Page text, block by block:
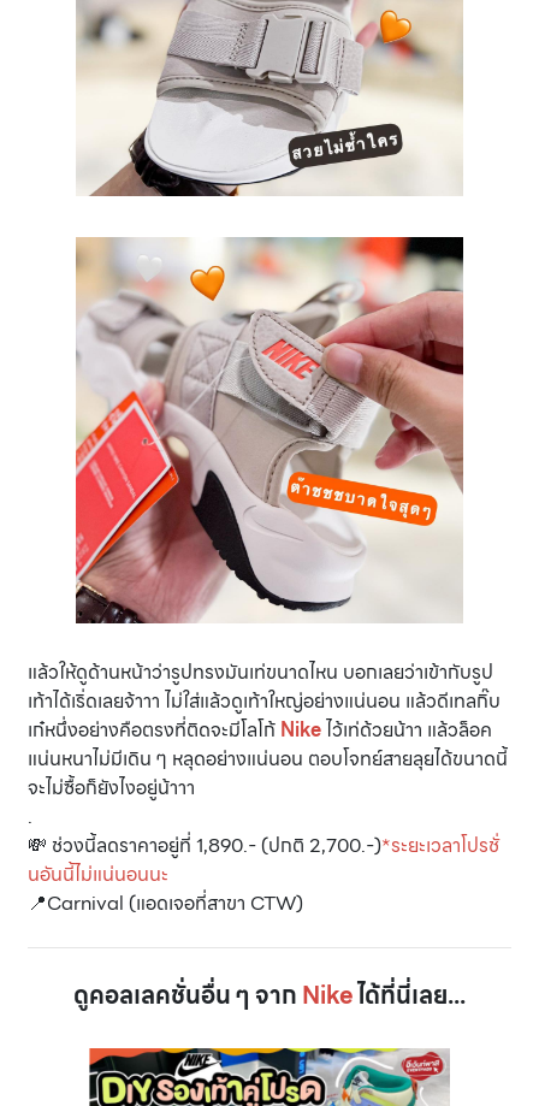
แล้วให้ดูด้านหน้าว่ารูปทรงมันเท่ขนาดไหน บอกเลยว่าเข้ากับรูป
เท้าได้เริ่ดเลยจ้าาา ไม่ใส่แล้วดูเท้าใหญ่อย่างแน่นอน แล้วดีเทลกิ๊บ
เก๋หนึ่งอย่างคือตรงที่ติดจะมีโลโก้ Nikeไว้เท่ด้วยน้าา แล้วล็อค
แน่นหนาไม่มีเดิน ๆ หลุดอย่างแน่นอน ตอบโจทย์สายลุยได้ขนาดนี้
จะไม่ซื้อก็ยังไงอยู่น้าาา
.
💸 ช่วงนี้ลดราคาอยู่ที่ 1,890.- (ปกติ 2,700.-)*ระยะเวลาโปรชั่
นอันนี้ไม่แน่นอนนะ
📍Carnival (แอดเจอที่สาขา CTW)
ดูคอลเลคชั่นอื่น ๆ จากNikeได้ที่นี่เลย...